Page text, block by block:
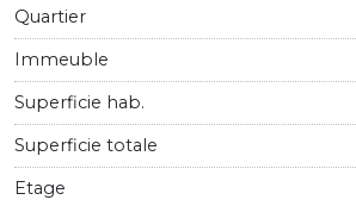
Quartier
Immeuble
Superficie hab.
Superficie totale
Etage